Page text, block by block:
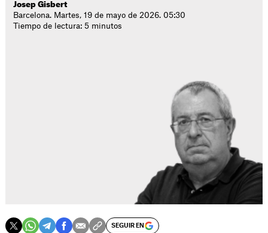
Josep Gisbert
Barcelona. Martes, 19 de mayo de 2026. 05:30
Tiempo de lectura: 5 minutos
SEGUIR EN